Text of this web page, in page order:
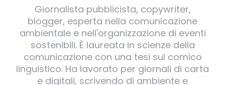
Giornalista pubblicista, copywriter,
blogger, esperta nella comunicazione
ambientale e nell'organizzazione di eventi
sostenibili. È laureata in scienze della
comunicazione con una tesi sul comico
linguistico. Ha lavorato per giornali di carta
e digitali, scrivendo di ambiente e